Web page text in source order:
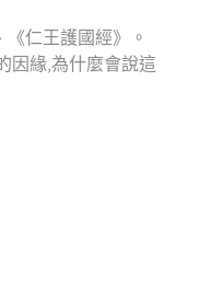
《仁王護國經》。
因緣,為什麼會說這